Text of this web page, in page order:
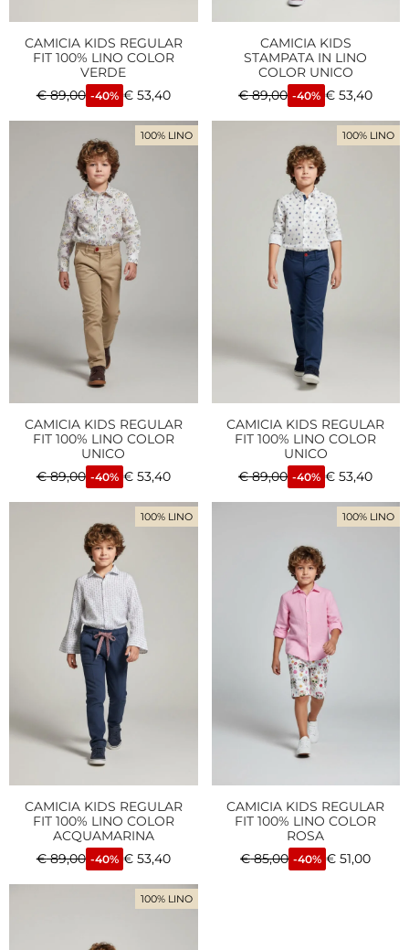
CAMICIA KIDS REGULAR
FIT 100% LINO COLOR
VERDE
€89,00 -40% €53,40
CAMICIA KIDS
STAMPATA IN LINO
COLOR UNICO
€89,00 -40% € 53,40
100% LINO
CAMICIA KIDS REGULAR
FIT 100% LINO COLOR
UNICO
€89,00 -40% €53,40
100% LINO
CAMICIA KIDS REGULAR
FIT 100% LINO COLOR
UNICO
€89,00 -40% € 53,40
100% LINO
CAMICIA KIDS REGULAR
FIT 100% LINO COLOR
ACQUAMARINA
€89,00 -40% €53,40
100% LINO
CAMICIA KIDS REGULAR
FIT 100% LINO COLOR
ROSA
€85,00 -40% € 51,00
100% LINO